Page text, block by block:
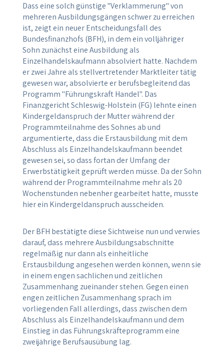
Dass eine solch günstige "Verklammerung" von
mehreren Ausbildungsgängen schwer zu erreichen
ist, zeigt ein neuer Entscheidungsfall des
Bundesfinanzhofs (BFH), in dem ein volljähriger
Sohn zunächst eine Ausbildung als
Einzelhandelskaufmann absolviert hatte. Nachdem
er zwei Jahre als stellvertretender Marktleiter tätig
gewesen war, absolvierte er berufsbegleitend das
Programm "Führungskraft Handel". Das
Finanzgericht Schleswig-Holstein (FG) lehnte einen
Kindergeldanspruch der Mutter während der
Programmteilnahme des Sohnes ab und
argumentierte, dass die Erstausbildung mit dem
Abschluss als Einzelhandelskaufmann beendet
gewesen sei, so dass fortan der Umfang der
Erwerbstätigkeit geprüft werden müsse. Da der Sohn
während der Programmteilnahme mehr als 20
Wochenstunden nebenher gearbeitet hatte, musste
hier ein Kindergeldanspruch ausscheiden.
Der BFH bestätigte diese Sichtweise nun und verwies
darauf, dass mehrere Ausbildungsabschnitte
regelmäßig nur dann als einheitliche
Erstausbildung angesehen werden können, wenn sie
in einem engen sachlichen und zeitlichen
Zusammenhang zueinander stehen. Gegen einen
engen zeitlichen Zusammenhang sprach im
vorliegenden Fall allerdings, dass zwischen dem
Abschluss als Einzelhandelskaufmann und dem
Einstieg in das Führungskräfteprogramm eine
zweijährige Berufsausübung lag.